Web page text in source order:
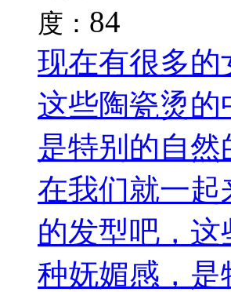
度： 84
现在有很多
这些陶瓷烫
是特别的自
在我们就一
的发型吧，
种妩媚感，是